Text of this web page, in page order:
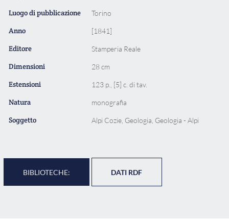
Luogo di pubblicazione Torino
Anno [1841]
Editore Stamperia Reale
Dimensioni 28 cm
Estensioni 123 p., [5] c. di tav.
Natura monografia
Soggetto Alpi Cozie, Geologia, Geologia - Alpi
BIBLIOTECHE: DATI RDF